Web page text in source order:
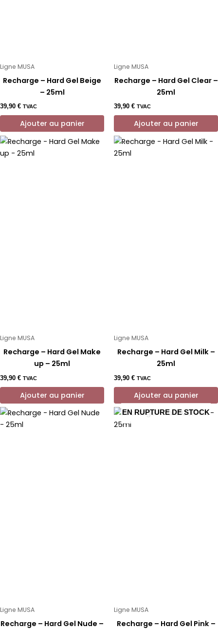
Ligne MUSA
Recharge – Hard Gel Beige
– 25ml
39,90 € TVAC
Ajouter au panier
Ligne MUSA
Recharge – Hard Gel Clear –
25ml
39,90 € TVAC
Ajouter au panier
Ligne MUSA
Recharge – Hard Gel Make
up – 25ml
39,90 € TVAC
Ajouter au panier
Ligne MUSA
Recharge – Hard Gel Milk –
25ml
39,90 € TVAC
Ajouter au panier
Ligne MUSA
Recharge – Hard Gel Nude –
EN RUPTURE DE STOCK
Ligne MUSA
Recharge – Hard Gel Pink –